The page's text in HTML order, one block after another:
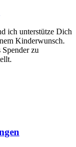
ich unterstütze Dich
Kinderwunsch.
zu